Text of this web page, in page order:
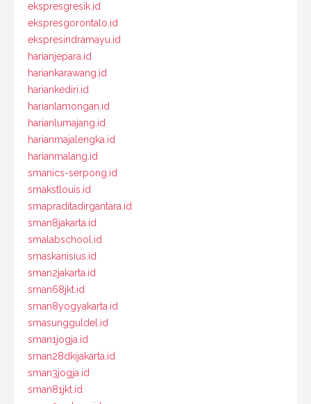
ekspresgresik.id
ekspresgorontalo.id
ekspresindramayu.id
harianjepara.id
hariankarawang.id
hariankediri.id
harianlamongan.id
harianlumajang.id
harianmajalengka.id
harianmalang.id
smanics-serpong.id
smakstlouis.id
smapraditadirgantara.id
sman8jakarta.id
smalabschool.id
smaskanisius.id
sman2jakarta.id
sman68jkt.id
sman8yogyakarta.id
smasungguldel.id
sman1jogja.id
sman28dkijakarta.id
sman3jogja.id
sman81jkt.id